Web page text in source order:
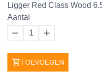
Ligger Red Class Wood
Aantal
1
TOEVOEGEN